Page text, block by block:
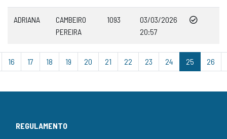
ADRIANA
CAMBEIRO
PEREIRA
1093
03/03/2026
20:57
16 17 18 19 20 21 22 23 24 25 26
REGULAMENTO